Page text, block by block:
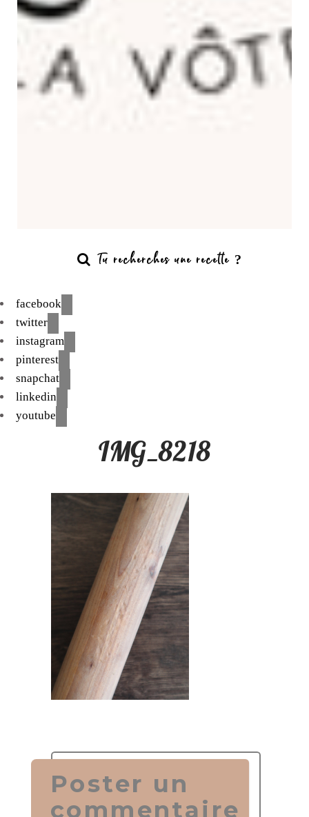
facebook
twitter
instagram
pinterest
snapchat
linkedin
youtube
IMG_8218
Poster un
commentaire